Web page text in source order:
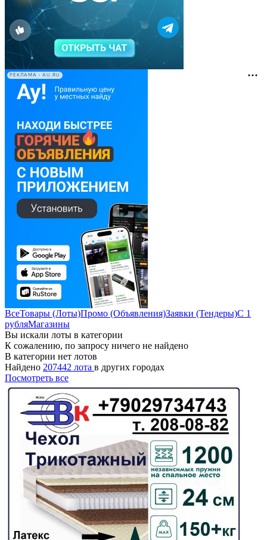
РЕКЛАМА • AU.RU
ВсеТовары (Лоты)Промо (Объявления)Заявки (Тендеры)С 1
рубляМагазины
Вы искали лоты в категории
К сожалению, по запросу ничего не найдено
В категории нет лотов
Найдено 207442 лота в других городах
Посмотреть все